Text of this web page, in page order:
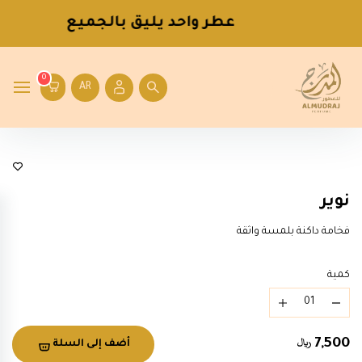
عطر واحد يليق بالجميع
AR
0
نوير
فخامة داكنة بلمسة واثقة
كمية
7,500 أضف إلى السلة